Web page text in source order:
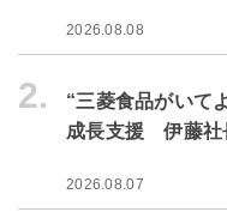
2026.08.08
2.
“三菱食品がいて
成長支援 伊藤社
2026.08.07